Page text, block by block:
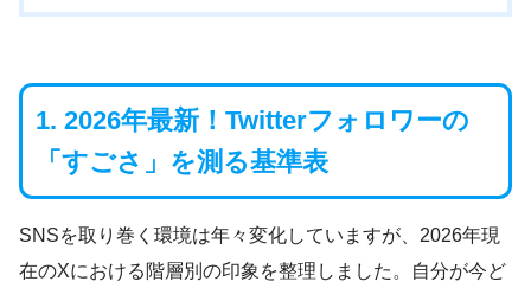
1. 2026年最新！Twitterフォロワーの
「すごさ」を測る基準表
SNSを取り巻く環境は年々変化していますが、2026年現
在のXにおける階層別の印象を整理しました。自分が今ど